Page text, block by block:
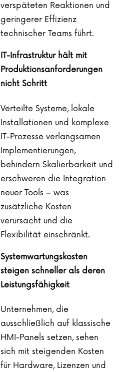
verspäteten Reaktionen und
geringerer Effizienz
technischer Teams führt.
IT-Infrastruktur hält mit
Produktionsanforderungen
nicht Schritt
Verteilte Systeme, lokale
Installationen und komplexe
IT-Prozesse verlangsamen
Implementierungen,
behindern Skalierbarkeit und
erschweren die Integration
neuer Tools – was
zusätzliche Kosten
verursacht und die
Flexibilität einschränkt.
Systemwartungskosten
steigen schneller als deren
Leistungsfähigkeit
Unternehmen, die
ausschließlich auf klassische
HMI-Panels setzen, sehen
sich mit steigenden Kosten
für Hardware, Lizenzen und